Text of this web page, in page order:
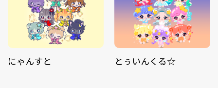
にゃんすと とぅいんくる☆